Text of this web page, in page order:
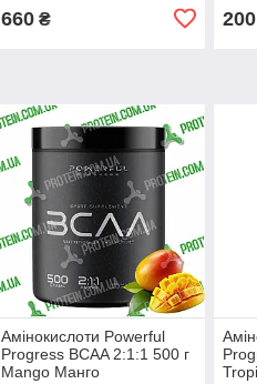
660₴ 200
Амінокислоти Powerful
Progress BCAA 2:1:1 500 г
Mango Манго